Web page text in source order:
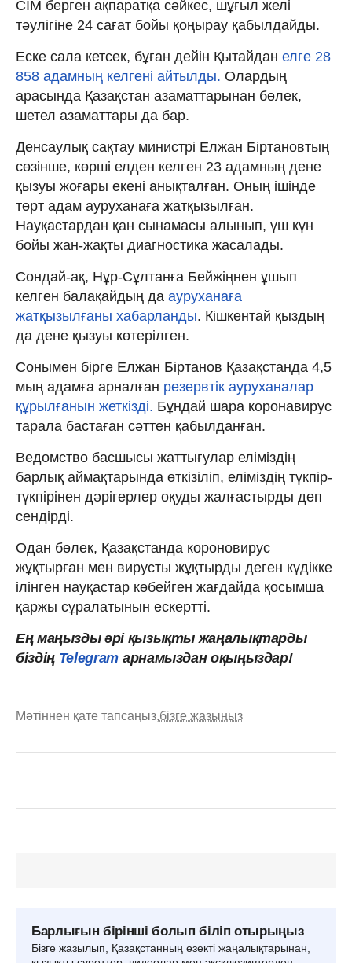
СІМ берген ақпаратқа сәйкес, шұғыл желі
тәулігіне 24 сағат бойы қоңырау қабылдайды.
Еске сала кетсек, бұған дейін Қытайдан елге 28
858 адамның келгені айтылды. Олардың
арасында Қазақстан азаматтарынан бөлек,
шетел азаматтары да бар.
Денсаулық сақтау министрі Елжан Біртановтың
сөзінше, көрші елден келген 23 адамның дене
қызуы жоғары екені анықталған. Оның ішінде
төрт адам ауруханаға жатқызылған.
Науқастардан қан сынамасы алынып, үш күн
бойы жан-жақты диагностика жасалады.
Сондай-ақ, Нұр-Сұлтанға Бейжіңнен ұшып
келген балақайдың да ауруханаға
жатқызылғаны хабарланды. Кішкентай қыздың
да дене қызуы көтерілген.
Сонымен бірге Елжан Біртанов Қазақстанда 4,5
мың адамға арналған резервтік ауруханалар
құрылғанын жеткізді. Бұндай шара коронавирус
тарала бастаған сәттен қабылданған.
Ведомство басшысы жаттығулар еліміздің
барлық аймақтарында өткізіліп, еліміздің түкпір-
түкпірінен дәрігерлер оқуды жалғастырды деп
сендірді.
Одан бөлек, Қазақстанда короновирус
жұқтырған мен вирусты жұқтырды деген күдікке
ілінген науқастар көбейген жағдайда қосымша
қаржы сұралатынын ескертті.
Ең маңызды әрі қызықты жаңалықтарды
біздің Telegram арнамыздан оқыңыздар!
Мәтіннен қате тапсаңыз,бізге жазыңыз
Барлығын бірінші болып біліп отырыңыз
Бізге жазылып, Қазақстанның өзекті жаңалықтарынан,